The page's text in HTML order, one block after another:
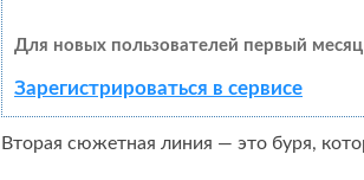
Для новых пользователей первый
Зарегистрироваться в сервисе
Вторая сюжетная линия — это буря,